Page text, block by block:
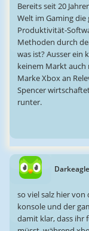
Bereits seit 20
Welt im Gaming
Produktivität-
Methoden durch
was ist? Ausser ein
keinem Markt auch
Marke Xbox an
Spencer
runter.
Darkeagle
so viel salz hier
konsole und der
damit klar, dass ihr